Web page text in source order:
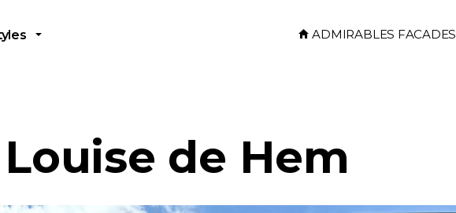
ADMIRABLES FACADES
de Hem